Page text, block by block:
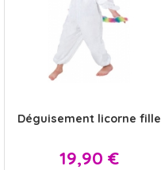
Déguisement licorne fille
Prix
19,90 €